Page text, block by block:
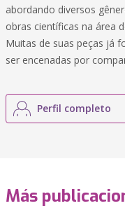
abordando diversos
obras científicas na área
Muitas de suas peças já
ser encenadas por
Perfil completo
Más